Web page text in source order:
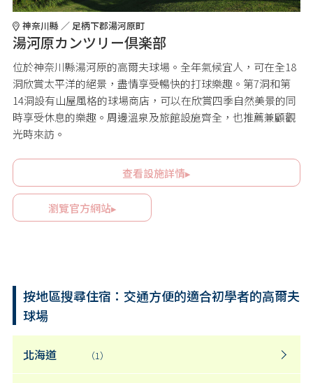
神奈川縣 ／ 足柄下郡湯河原町
湯河原カンツリー倶楽部
位於神奈川縣湯河原的高爾夫球場。全年氣候宜人，可在全18
洞欣賞太平洋的絕景，盡情享受暢快的打球樂趣。第7洞和第
14洞設有山屋風格的球場商店，可以在欣賞四季自然美景的同
時享受休息的樂趣。周邊溫泉及旅館設施齊全，也推薦兼顧觀
光時來訪。
查看設施詳情▸
瀏覽官方網站▸
按地區搜尋住宿：交通方便的適合初學者的高爾夫
球場
北海道 （1）